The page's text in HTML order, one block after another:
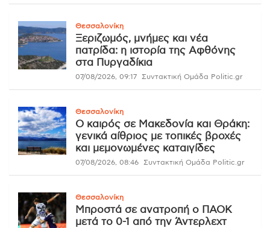
Θεσσαλονίκη
Ξεριζωμός, μνήμες και νέα
πατρίδα: η ιστορία της Αφθόνης
στα Πυργαδίκια
07/08/2026, 09:17 Συντακτική Ομάδα Politic.gr
Θεσσαλονίκη
Ο καιρός σε Μακεδονία και Θράκη:
γενικά αίθριος με τοπικές βροχές
και μεμονωμένες καταιγίδες
07/08/2026, 08:46 Συντακτική Ομάδα Politic.gr
Θεσσαλονίκη
Μπροστά σε ανατροπή ο ΠΑΟΚ
μετά το 0-1 από την Άντερλεχτ